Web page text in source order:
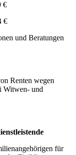
€
€
und Beratungen
Renten wegen
Witwen- und
für